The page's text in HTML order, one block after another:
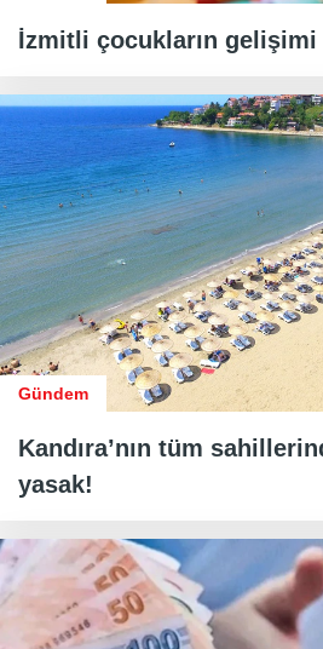
İzmitli çocukların gelişimi
Gündem
Kandıra’nın tüm
yasak!